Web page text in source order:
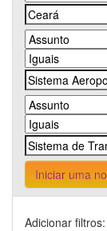
Iniciar uma
Adicionar filtros: